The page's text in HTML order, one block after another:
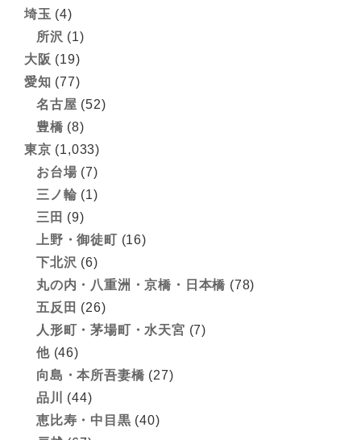
埼玉 (4)
所沢 (1)
大阪 (19)
愛知 (77)
名古屋 (52)
豊橋 (8)
東京 (1,033)
お台場 (7)
三ノ輪 (1)
三田 (9)
上野・御徒町 (16)
下北沢 (6)
丸の内・八重洲・京橋・日本橋 (78)
五反田 (26)
人形町・茅場町・水天宮 (7)
他(46)
向島・本所吾妻橋 (27)
品川
(44)
恵比寿・中目黒 (40)